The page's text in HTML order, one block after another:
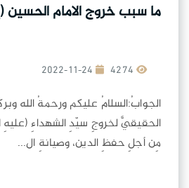
ما سبب خروج الامام الحسين
2022-11-24
الجوابُ:السلامُ عليكم ورحمةُ الله
الحقيقيَّ لخروجِ سيّدِ الشهداءِ (عليهِ
مِن أجلِ حفظِ الدين، وصيانةِ ال...